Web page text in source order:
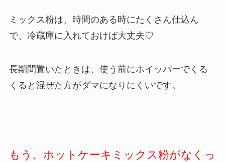
ミックス粉は、時間のある時にたくさん仕込ん
で、冷蔵庫に入れておけば大丈夫♡
長期間置いたときは、使う前にホイッパーでくる
くると混ぜた方がダマになりにくいです。
もう、ホットケーキミックス粉がなくっ